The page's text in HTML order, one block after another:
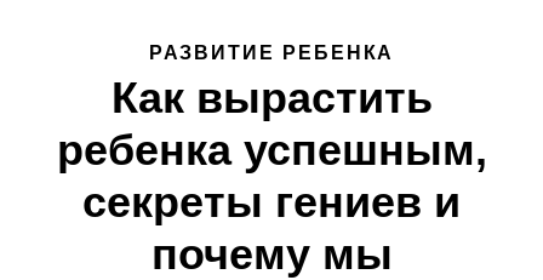
РАЗВИТИЕ РЕБЕНКА
Как вырастить
ребенка успешным,
секреты гениев и
почему мы